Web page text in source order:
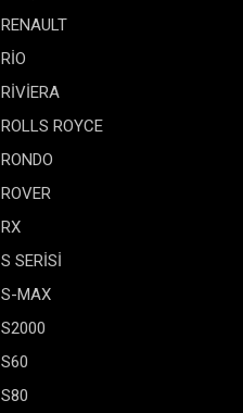
RENAULT
RİO
RİVİERA
ROLLS ROYCE
RONDO
ROVER
RX
S SERİSİ
S-MAX
S2000
S60
S80